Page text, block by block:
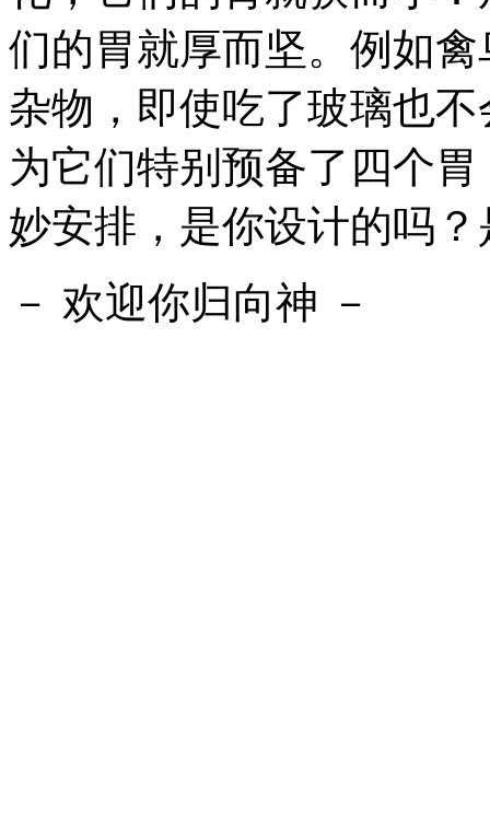
们的胃就厚而坚。例如
杂物，即使吃了玻璃也
为它们特别预备了四个
妙安排，是你设计的吗
－ 欢迎你归向神 －